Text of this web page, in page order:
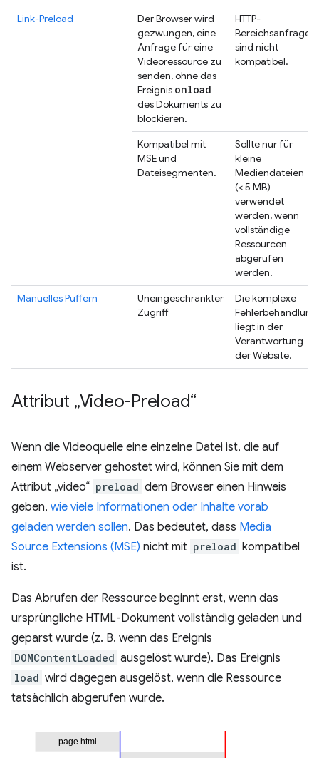
Link-Preload
Der Browser wird
gezwungen, eine
Anfrage für eine
Videoressource zu
senden, ohne das
Ereignis onload
des Dokuments zu
blockieren.
HTTP-
Bereichsanfragen
sind nicht
kompatibel.
Kompatibel mit
MSE und
Dateisegmenten.
Sollte nur für
kleine
Mediendateien
(< 5 MB)
verwendet
werden, wenn
vollständige
Ressourcen
abgerufen
werden.
Manuelles Puffern
Uneingeschränkter
Zugriff
Die komplexe
Fehlerbehandlung
liegt in der
Verantwortung
der Website.
Attribut „Video-Preload“
Wenn die Videoquelle eine einzelne Datei ist, die auf
einem Webserver gehostet wird, können Sie mit dem
Attribut „video“ preload dem Browser einen Hinweis
geben, wie viele Informationen oder Inhalte vorab
geladen werden sollen. Das bedeutet, dass Media
Source Extensions (MSE) nicht mit preload kompatibel
ist.
Das Abrufen der Ressource beginnt erst, wenn das
ursprüngliche HTML-Dokument vollständig geladen und
geparst wurde (z. B. wenn das Ereignis
DOMContentLoaded ausgelöst wurde). Das Ereignis
load wird dagegen ausgelöst, wenn die Ressource
tatsächlich abgerufen wurde.